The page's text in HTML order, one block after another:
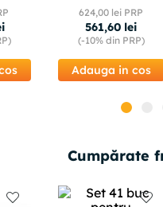
624,00 lei PRP
561,60 lei
(-10%din PRP)
Adauga in cos
Cumpărate